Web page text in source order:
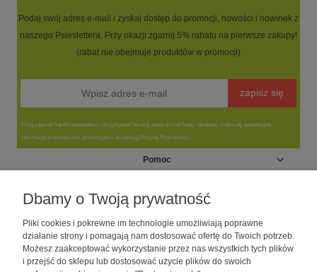
Podaj swój adres e-mail i zyskaj dostęp do promocji, nowości i nowinek z
naszego Psieslettera. Przy okazji zgarnij 5% rabatu na pierwsze zakupy!
(rabat nie obejmuje produktów w promocji)
zapisz się
Chcę zapisać się do newslettera i otrzymywać na mój adres e-mail kody rabatowe, materiały edukacyjne,
informacje o nowościach, promocjach i akceptuję Politykę Prywatności.
Pomoc
Moje konto
Informacje
O nas
Dbamy o Twoją prywatność
Pliki cookies i pokrewne im technologie umożliwiają poprawne
działanie strony i pomagają nam dostosować ofertę do Twoich potrzeb.
Możesz zaakceptować wykorzystanie przez nas wszystkich tych plików
i przejść do sklepu lub dostosować użycie plików do swoich